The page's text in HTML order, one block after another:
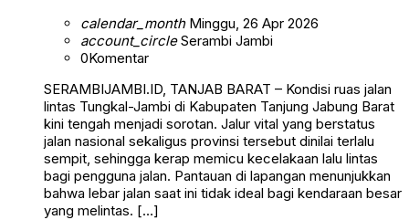
calendar_monthMinggu, 26 Apr 2026
account_circleSerambi Jambi
0Komentar
SERAMBIJAMBI.ID, TANJAB BARAT – Kondisi ruas jalan
lintas Tungkal-Jambi di Kabupaten Tanjung Jabung Barat
kini tengah menjadi sorotan. Jalur vital yang berstatus
jalan nasional sekaligus provinsi tersebut dinilai terlalu
sempit, sehingga kerap memicu kecelakaan lalu lintas
bagi pengguna jalan. Pantauan di lapangan menunjukkan
bahwa lebar jalan saat ini tidak ideal bagi kendaraan besar
yang melintas. […]